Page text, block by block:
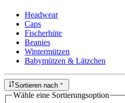
Headwear
Caps
Fischerhüte
Beanies
Wintermützen
Babymützen & Lätzchen
Sortieren nach
Wähle eine Sortierungsoption